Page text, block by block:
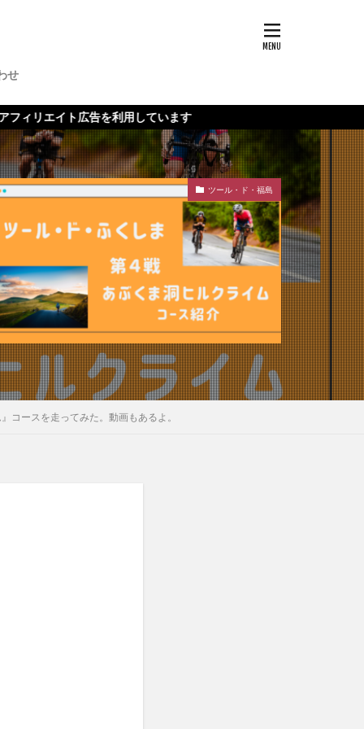
せ
広告を利用しています
ツール・ド・福島
コースを走ってみた。動画もあるよ。